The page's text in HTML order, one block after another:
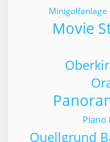
Minigolfanlage
Movie
Piano
Quellgrund